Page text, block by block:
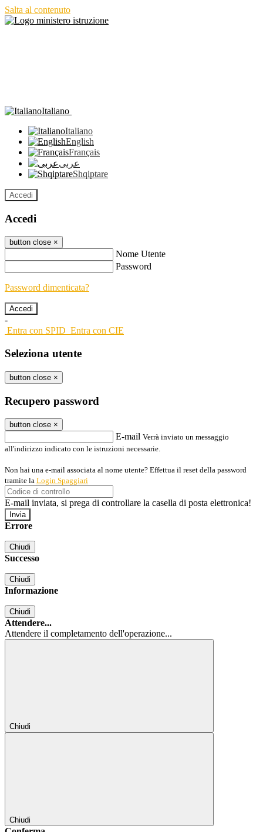
Salta al contenuto
Italiano
Italiano
English
Français
عربى
Shqiptare
Accedi
Accedi
button close ×
Nome Utente
Password
Password dimenticata?
-
Entra con SPID Entra con CIE
Seleziona utente
button close ×
Recupero password
button close ×
E-mail Verrà inviato un messaggio
all'indirizzo indicato con le istruzioni necessarie.
Non hai una e-mail associata al nome utente? Effettua il reset della password
tramite la Login Spaggiari
E-mail inviata, si prega di controllare la casella di posta elettronica!
Errore
Chiudi
Successo
Chiudi
Informazione
Chiudi
Attendere...
Attendere il completamento dell'operazione...
Chiudi
Chiudi